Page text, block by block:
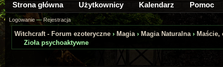
Strona główna Użytkownicy Kalendarz Pomoc
Logowanie —Rejestracja
Witchcraft - Forum ezoteryczne › Magia› Magia Naturalna›
Zioła psychoaktywne
0